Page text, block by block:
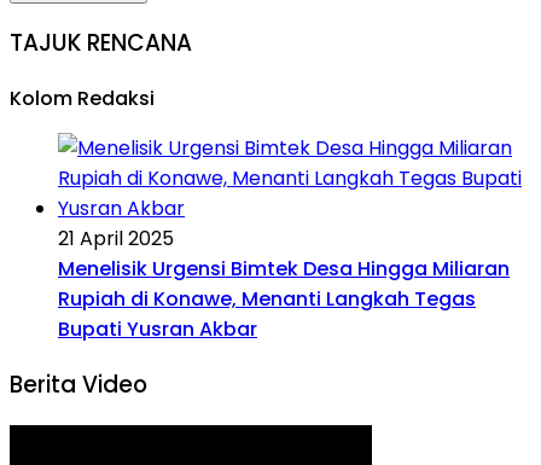
TAJUK RENCANA
Kolom Redaksi
21 April 2025
Menelisik Urgensi Bimtek Desa Hingga Miliaran
Rupiah di Konawe, Menanti Langkah Tegas
Bupati Yusran Akbar
Berita Video